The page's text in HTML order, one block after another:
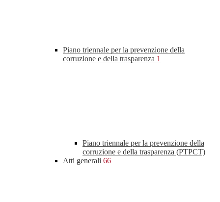
Piano triennale per la prevenzione della
corruzione e della trasparenza 1
Piano triennale per la prevenzione della
corruzione e della trasparenza (PTPCT)
Atti generali 66